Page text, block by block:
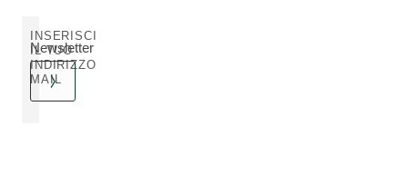
Newsletter
INSERISCI
IL TUO
INDIRIZZO
MAIL